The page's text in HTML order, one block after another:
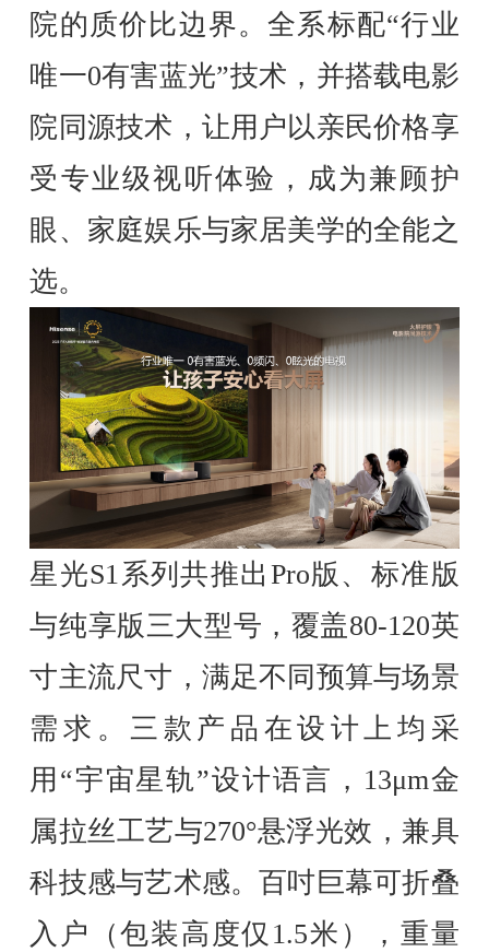
院的质价比边界。全系标配“行业
唯一0有害蓝光”技术，并搭载电影
院同源技术，让用户以亲民价格享
受专业级视听体验，成为兼顾护
眼、家庭娱乐与家居美学的全能之
选。
星光S1系列共推出Pro版、标准版
与纯享版三大型号，覆盖80-120英
寸主流尺寸，满足不同预算与场景
需求。三款产品在设计上均采
用“宇宙星轨”设计语言，13μm金
属拉丝工艺与270°悬浮光效，兼具
科技感与艺术感。百吋巨幕可折叠
入户（包装高度仅1.5米），重量